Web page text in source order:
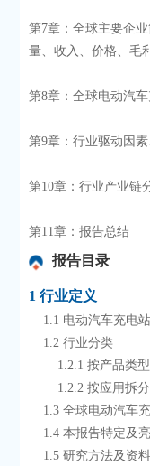
第7章：全球主要企
量、收入、价格、毛
第8章：全球电动汽
第9章：行业驱动因
第10章：行业产业链
第11章：报告总结
报告目录
1 行业定义
1.1 电动汽车充电
    1.2 行业分类
1.2.1 按产品
        1.2.2 按应用拆分
1.3 全球电动汽
1.4 本报告特定及
1.5 研究方法及资